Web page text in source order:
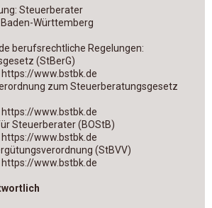
Steuerberater
Württemberg
berufsrechtliche Regelungen:
(StBerG)
www.bstbk.de
zum Steuerberatungsgesetz
www.bstbk.de
Steuerberater (BOStB)
www.bstbk.de
(StBVV)
www.bstbk.de